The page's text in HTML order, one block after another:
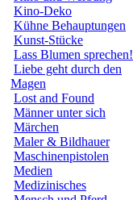
Kino-Deko
Kühne Behauptungen
Kunst-Stücke
Lass Blumen sprechen!
Liebe geht durch den
Magen
Lost and Found
Männer unter sich
Märchen
Maler & Bildhauer
Maschinenpistolen
Medien
Medizinisches